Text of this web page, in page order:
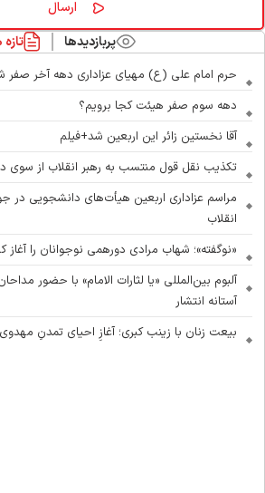
پربازدیدها تازه ها
حرم امام علی (ع) مهیای عزاداری دهه آخر صفر شد
دهه سوم صفر هیئت کجا برویم؟
آقا نخستین زائر این اربعین شد+فیلم
تکذیب نقل قول منتسب به رهبر انقلاب از سوی
مراسم عزاداری اربعین هیأت‌های دانشجویی در
انقلاب
«نوگفته»؛ شهاب مرادی دورهمی نوجوانان را آغاز کرد
آلبوم بین‌المللی «یا لثارات الامام» با حضور
آستانه انتشار
بیعت زنان با زینب کبری؛ آغازِ احیای تمدنِ